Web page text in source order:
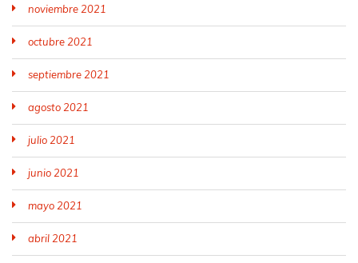
noviembre 2021
octubre 2021
septiembre 2021
agosto 2021
julio 2021
junio 2021
mayo 2021
abril 2021